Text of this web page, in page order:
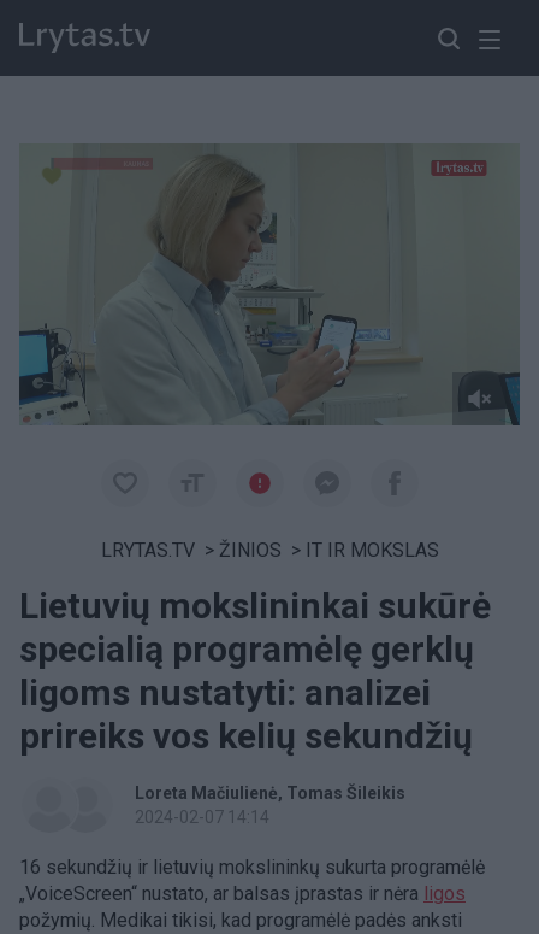
LRYTAS.TV > ŽINIOS > IT IR MOKSLAS
Lietuvių mokslininkai sukūrė
specialią programėlę gerklų
ligoms nustatyti: analizei
prireiks vos kelių sekundžių
Loreta Mačiulienė Tomas Šileikis
2024-02-07 14:14
16 sekundžių ir lietuvių mokslininkų sukurta programėlė
„VoiceScreen“ nustato, ar balsas įprastas ir nėra ligos
požymių. Medikai tikisi, kad programėlė padės anksti